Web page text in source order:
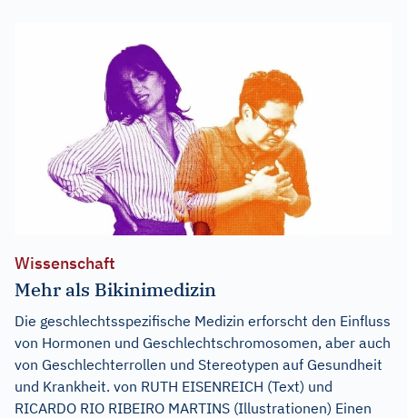
Wissenschaft
Mehr als Bikinimedizin
Die geschlechtsspezifische Medizin erforscht den Einfluss
von Hormonen und Geschlechtschromosomen, aber auch
von Geschlechterrollen und Stereotypen auf Gesundheit
und Krankheit. von RUTH EISENREICH (Text) und
RICARDO RIO RIBEIRO MARTINS (Illustrationen) Einen